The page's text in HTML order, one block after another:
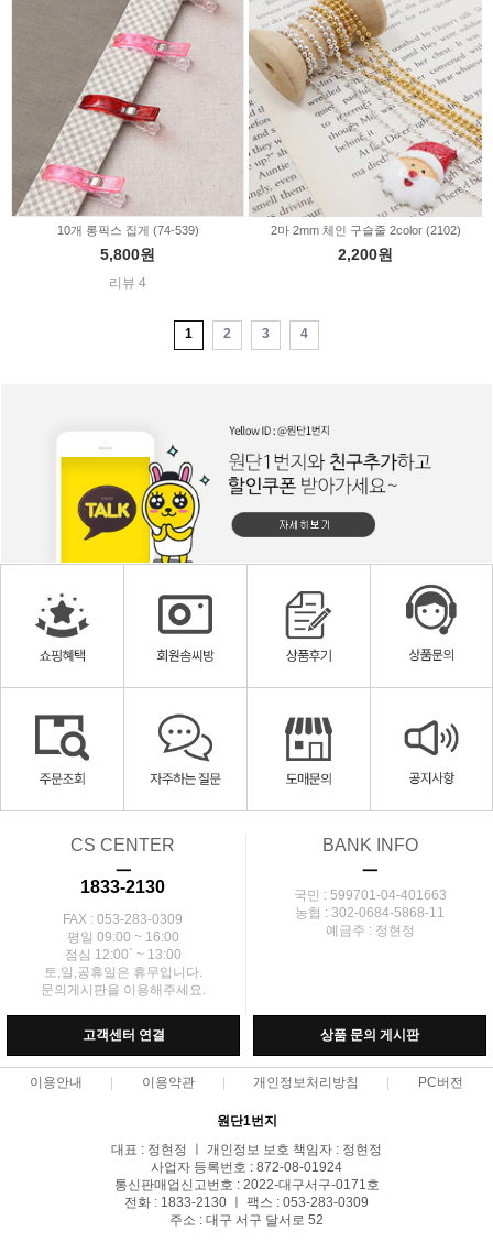
10개 롱픽스 집게 (74-539)
5,800원
리뷰 4
2마 2mm 체인 구슬줄 2color (2102)
2,200원
1 2 3 4
CS CENTER
ㅡ
1833-2130
FAX : 053-283-0309
평일 09:00 ~ 16:00
점심 12:00` ~ 13:00
토,일,공휴일은 휴무입니다.
문의게시판을 이용해주세요.
BANK INFO
ㅡ
국민 : 599701-04-401663
농협 : 302-0684-5868-11
예금주 : 정현정
고객센터 연결 상품 문의 게시판
이용안내 이용약관 개인정보처리방침 PC버전
원단1번지
대표 : 정현정 ㅣ 개인정보 보호 책임자 : 정현정
사업자 등록번호 : 872-08-01924
통신판매업신고번호 : 2022-대구서구-0171호
전화 : 1833-2130 ㅣ 팩스 : 053-283-0309
주소 : 대구 서구 달서로 52